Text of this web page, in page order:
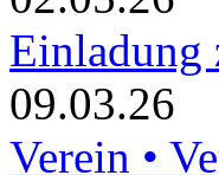
Einladung
09.03.26
Verein •